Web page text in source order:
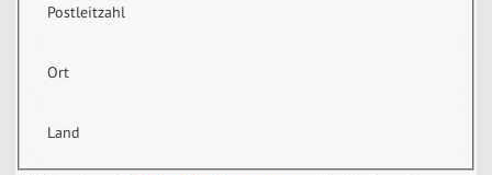
Postleitzahl
Ort
Land